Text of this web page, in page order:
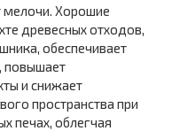
мелочи. Хорошие
древесных отходов,
обеспечивает
повышает
и снижает
про­странства при
печах, облегчая